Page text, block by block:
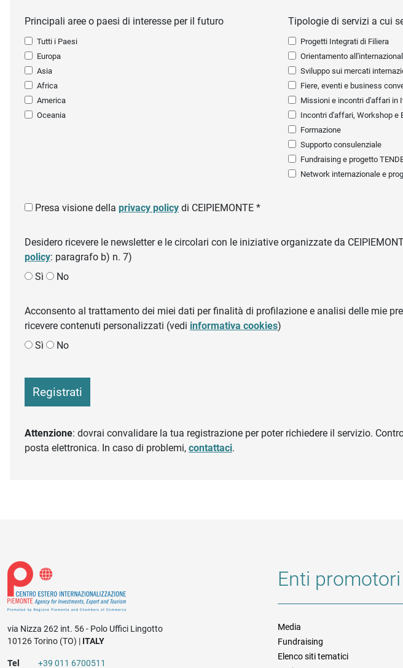
Principali aree o paesi di interesse per il futuro
Tutti i Paesi
Europa
Asia
Africa
America
Oceania
Tipologie di servizi a cui
Progetti Integrati di Filiera
Orientamento
Sviluppo sui mercati
Fiere, eventi e business
Missioni e incontri d'affari in
Incontri d'affari, Workshop e
Formazione
Supporto consulenziale
Fundraising e progetto
Network internazionale e
Presa visione della privacy policy di CEIPIEMONTE *
Desidero ricevere le newsletter e le circolari con le iniziative organizzate da
policy: paragrafo b) n. 7)
Sì
No
Acconsento al trattamento dei miei dati per finalità di profilazione e analisi delle mie
ricevere contenuti personalizzati (vedi informativa cookies)
Sì
No
Registrati
Attenzione: dovrai convalidare la tua registrazione per poter richiedere il servizio.
posta elettronica. In caso di problemi, contattaci.
via Nizza 262 int. 56 - Polo Uffici Lingotto
10126 Torino (TO) | ITALY
Tel +39 011 6700511
Enti promotori
Informazioni
Media
Fundraising
Elenco siti tematici